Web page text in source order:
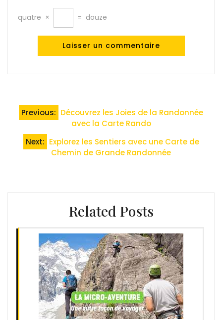
quatre × = douze
Navigation
de
l’article
Previous: Découvrez les Joies de la Randonnée
avec la Carte Rando
Next: Explorez les Sentiers avec une Carte de
Chemin de Grande Randonnée
Related Posts